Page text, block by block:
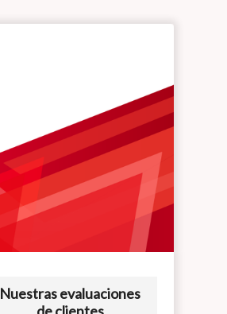
Nuestras evaluaciones